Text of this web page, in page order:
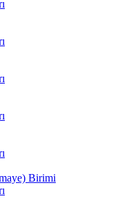
Birimi